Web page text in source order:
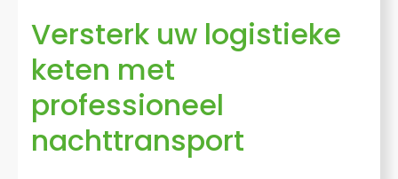
Versterk uw logistieke
keten met
professioneel
nachttransport